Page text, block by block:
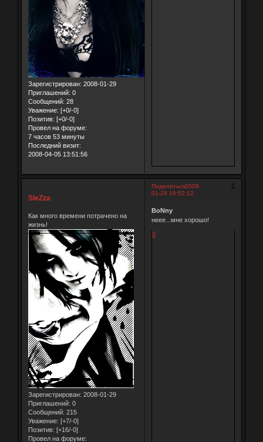
Зарегистрирован: 2008-01-29
Приглашений: 0
Сообщений: 28
Уважение: [+0/-0]
Позитив: [+0/-0]
Провел на форуме:
7 часов 53 минуты
Последний визит:
2008-04-05 13:51:56
Поделиться 5
2008-
01-29 16:52:12
SleZza
Как много времени потрачено на
жизнь!
Зарегистрирован: 2008-01-29
Приглашений: 0
Сообщений: 215
Уважение: [+7/-0]
Позитив: [+16/-0]
Провел на форуме:
BoNny
неее...мне хорошо!
0